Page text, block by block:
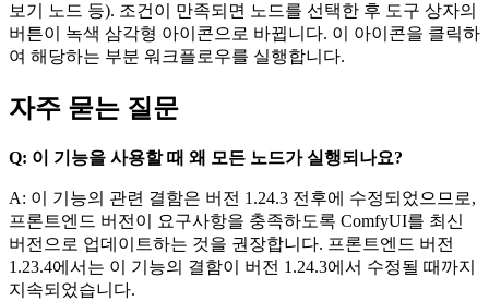
보기 노드 등). 조건이 만족되면 노드를 선택한 후 도구 상자의
버튼이 녹색 삼각형 아이콘으로 바뀝니다. 이 아이콘을 클릭하
여 해당하는 부분 워크플로우를 실행합니다.
자주 묻는 질문
Q: 이 기능을 사용할 때 왜 모든 노드가 실행되나요?
A: 이 기능의 관련 결함은 버전 1.24.3 전후에 수정되었으므로,
프론트엔드 버전이 요구사항을 충족하도록 ComfyUI를 최신
버전으로 업데이트하는 것을 권장합니다. 프론트엔드 버전
1.23.4에서는 이 기능의 결함이 버전 1.24.3에서 수정될 때까지
지속되었습니다.